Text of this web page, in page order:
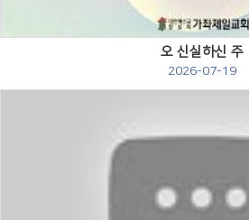
오 신실하신 주
2026-07-19
Views